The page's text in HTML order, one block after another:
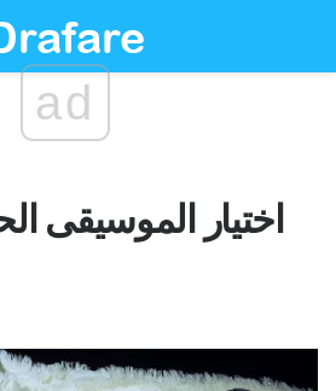
ad
اختيار الموسيقى